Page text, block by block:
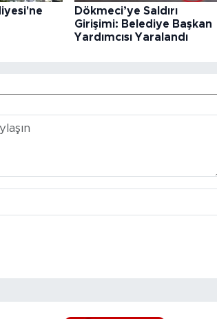
Dökmeci’ye Saldırı
Girişimi: Belediye Başkan
Yardımcısı Yaralandı